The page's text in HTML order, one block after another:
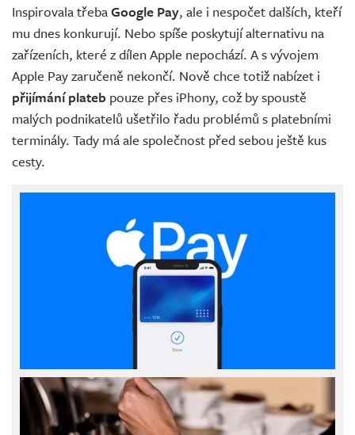
Inspirovala třebaGoogle Pay, ale i nespočet dalších, kteří
mu dnes konkurují. Nebo spíše poskytují alternativu na
zařízeních, které z dílen Apple nepochází. A s vývojem
Apple Pay zaručeně nekončí. Nově chce totiž nabízet i
přijímání plateb pouze přes iPhony, což by spoustě
malých podnikatelů ušetřilo řadu problémů s platebními
terminály. Tady má ale společnost před sebou ještě kus
cesty.